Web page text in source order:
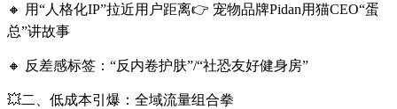
🔸 用“人格化IP”拉近用户距离👉 宠物品牌Pidan用猫CEO“蛋
总”讲故事
🔸 反差感标签：“反内卷护肤”/“社恐友好健身房”
💥二、低成本引爆：全域流量组合拳